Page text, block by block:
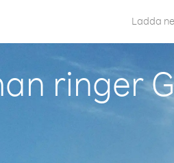
Ladda
ringer